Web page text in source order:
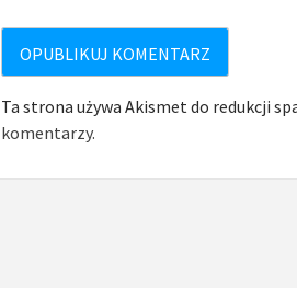
Ta strona używa Akismet do redukcji
komentarzy.